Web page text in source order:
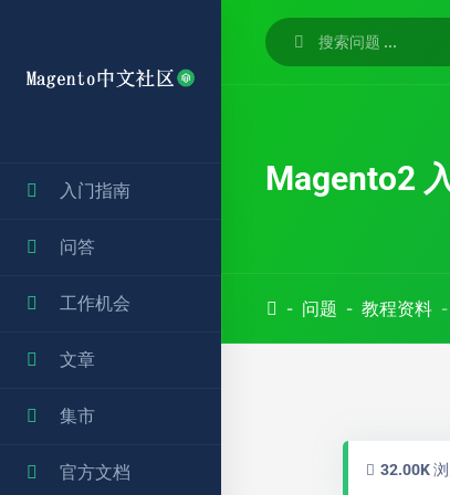
入门指南
问答
工作机会
文章
集市
官方文档
Magento2
问题 教程资料
32.00K